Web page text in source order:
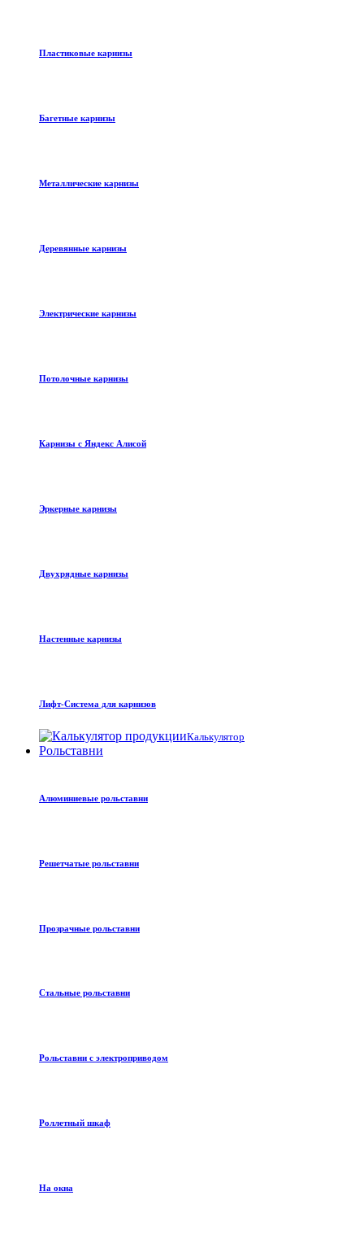
Пластиковые карнизы
Багетные карнизы
Металлические карнизы
Деревянные карнизы
Электрические карнизы
Потолочные карнизы
Карнизы с Яндекс Алисой
Эркерные карнизы
Двухрядные карнизы
Настенные карнизы
Лифт-Система для карнизов
Калькулятор
Рольставни
Алюминиевые рольставни
Решетчатые рольставни
Прозрачные рольставни
Стальные рольставни
Рольставни с электроприводом
Роллетный шкаф
На окна